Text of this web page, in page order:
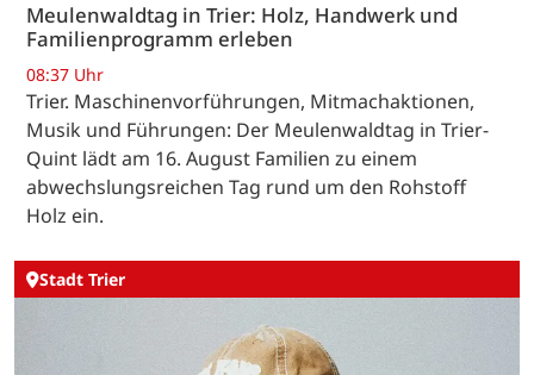
Meulenwaldtag in Trier: Holz, Handwerk und
Familienprogramm erleben
08:37 Uhr
Trier. Maschinenvorführungen, Mitmachaktionen,
Musik und Führungen: Der Meulenwaldtag in Trier-
Quint lädt am 16. August Familien zu einem
abwechslungsreichen Tag rund um den Rohstoff
Holz ein.
Stadt Trier